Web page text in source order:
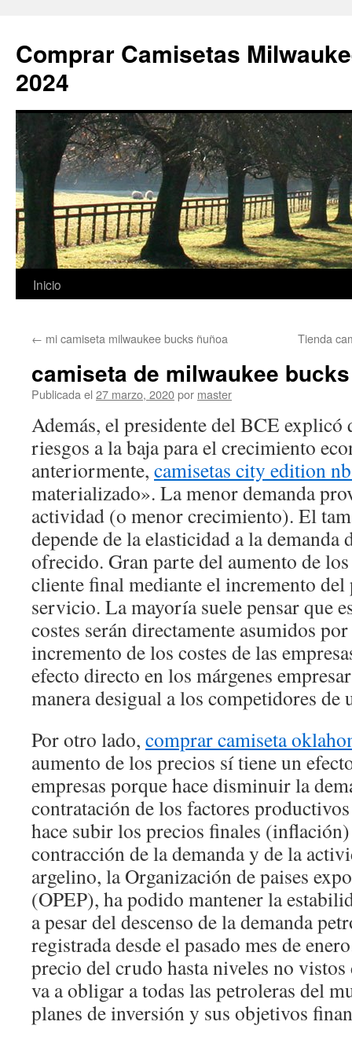
Comprar Camisetas
2024
Saltar
contenido
Inicio
← mi camiseta milwaukee bucks ñuñoa Tienda
camiseta de milwaukee
Publicada el 27 marzo, 2020por master
Además, el presidente del BCE explicó
riesgos a la baja para el crecimiento
anteriormente, camisetas city edition
materializado». La menor demanda
actividad (o menor crecimiento). El
depende de la elasticidad a la
ofrecido. Gran parte del aumento de
cliente final mediante el incremento
servicio. La mayoría suele pensar que
costes serán directamente asumidos
incremento de los costes de las
efecto directo en los márgenes
manera desigual a los competidores de
Por otro lado, comprar camiseta
aumento de los precios sí tiene un
empresas porque hace disminuir la
contratación de los factores
hace subir los precios finales
contracción de la demanda y de la
argelino, la Organización de paises
(OPEP), ha podido mantener la
a pesar del descenso de la demanda
registrada desde el pasado mes de
precio del crudo hasta niveles no vistos
va a obligar a todas las petroleras del
planes de inversión y sus objetivos